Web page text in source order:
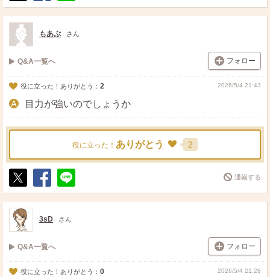
ポ
ス
ト
シ
ェ
送
る
もあぷ さん
Q&A一覧へ フォロー
役に立った！ありがとう： 2 2026/5/4 21:43
目力が強いのでしょうか
役に立った！ ありがとう 2
ポ
ス
ト
シ
ェ
送
る
通報する
3sD さん
Q&A一覧へ フォロー
役に立った！ありがとう： 0 2026/5/4 21:28